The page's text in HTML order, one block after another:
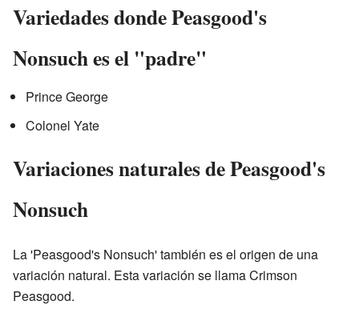
Variedades donde Peasgood's
Nonsuch es el "padre"
Prince George
Colonel Yate
Variaciones naturales de Peasgood's
Nonsuch
La 'Peasgood's Nonsuch' también es el origen de una
variación natural. Esta variación se llama Crimson
Peasgood.